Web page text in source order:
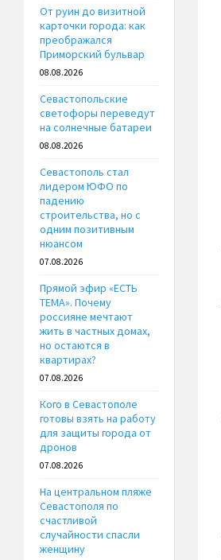
От руин до визитной
карточки города: как
преображался
Приморский бульвар
08.08.2026
Севастопольские
светофоры переведут
на солнечные батареи
08.08.2026
Севастополь стал
лидером ЮФО по
падению
строительства, но с
одним позитивным
нюансом
07.08.2026
Прямой эфир «ЕСТЬ
ТЕМА». Почему
россияне мечтают
жить в частных домах,
но остаются в
квартирах?
07.08.2026
Кого в Севастополе
готовы взять на работу
для защиты города от
дронов
07.08.2026
На центральном пляже
Севастополя по
счастливой
случайности спасли
женщину